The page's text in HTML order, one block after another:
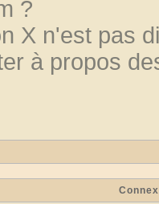
?
X n'est pas
à propos